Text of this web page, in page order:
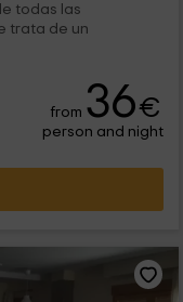
todas las
trata de un
from 36€
person and night